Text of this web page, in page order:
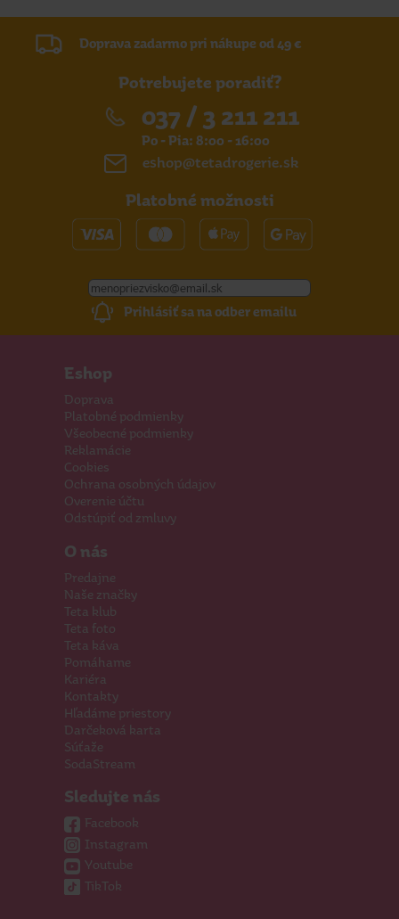
Doprava zadarmo pri nákupe od 49 €
Potrebujete poradiť?
037 / 3 211 211
Po - Pia: 8:00 - 16:00
eshop@tetadrogerie.sk
Platobné možnosti
Prihlásiť sa na odber emailu
Eshop
Doprava
Platobné podmienky
Všeobecné podmienky
Reklamácie
Cookies
Ochrana osobných údajov
Overenie účtu
Odstúpiť od zmluvy
O nás
Predajne
Naše značky
Teta klub
Teta foto
Teta káva
Pomáhame
Kariéra
Kontakty
Hľadáme priestory
Darčeková karta
Súťaže
SodaStream
Sledujte nás
Facebook
Instagram
Youtube
TikTok